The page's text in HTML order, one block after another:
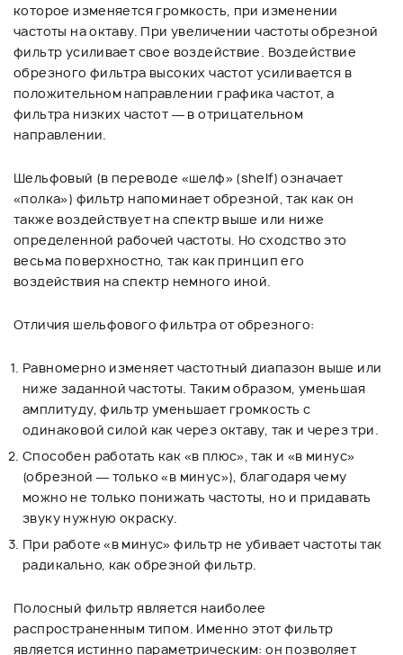
которое изменяется громкость, при изменении
частоты на октаву. При увеличении частоты обрезной
фильтр усиливает свое воздействие. Воздействие
обрезного фильтра высоких частот усиливается в
положительном направлении графика частот, а
фильтра низких частот — в отрицательном
направлении.
Шельфовый (в переводе «шелф» (shelf) означает
«полка») фильтр напоминает обрезной, так как он
также воздействует на спектр выше или ниже
определенной рабочей частоты. Но сходство это
весьма поверхностно, так как принцип его
воздействия на спектр немного иной.
Отличия шельфового фильтра от обрезного:
Равномерно изменяет частотный диапазон выше или
ниже заданной частоты. Таким образом, уменьшая
амплитуду, фильтр уменьшает громкость с
одинаковой силой как через октаву, так и через три.
Способен работать как «в плюс», так и «в минус»
(обрезной — только «в минус»), благодаря чему
можно не только понижать частоты, но и придавать
звуку нужную окраску.
При работе «в минус» фильтр не убивает частоты так
радикально, как обрезной фильтр.
Полосный фильтр является наиболее
распространенным типом. Именно этот фильтр
является истинно параметрическим: он позволяет